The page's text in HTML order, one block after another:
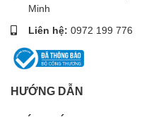
Minh
Liên hệ: 0972 199 776
HƯỚNG DẪN